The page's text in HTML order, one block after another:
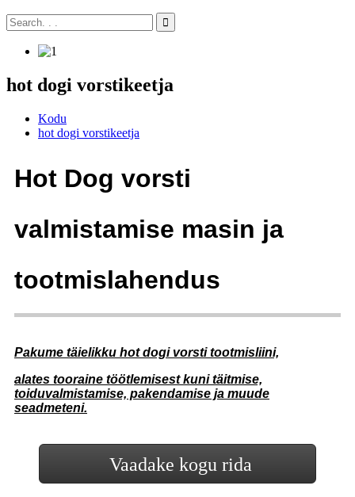
hot dogi vorstikeetja
Kodu
hot dogi vorstikeetja
Hot Dog vorsti
valmistamise masin ja
tootmislahendus
Pakume täielikku hot dogi vorsti tootmisliini,
alates tooraine töötlemisest kuni täitmise,
toiduvalmistamise, pakendamise ja muude
seadmeteni.
Vaadake kogu rida